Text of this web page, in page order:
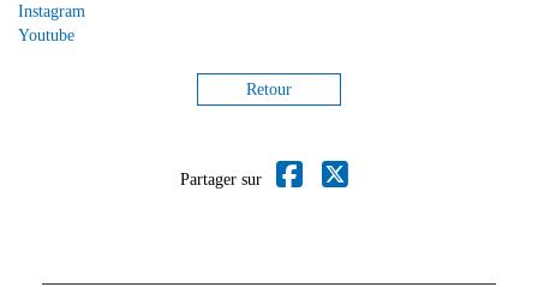
Instagram
Youtube
Retour
Partager sur